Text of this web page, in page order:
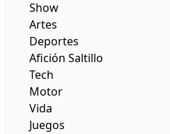
Show
Artes
Deportes
Afición Saltillo
Tech
Motor
Vida
Juegos